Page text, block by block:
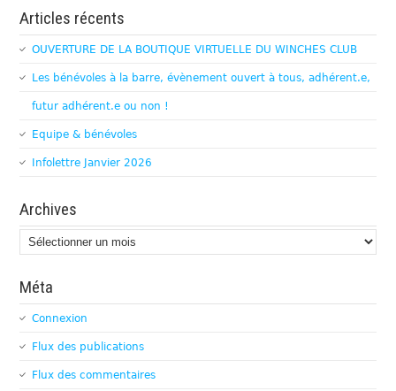
Articles récents
OUVERTURE DE LA BOUTIQUE VIRTUELLE DU WINCHES CLUB
Les bénévoles à la barre, évènement ouvert à tous, adhérent.e,
futur adhérent.e ou non !
Equipe & bénévoles
Infolettre Janvier 2026
Archives
Archives
Méta
Connexion
Flux des publications
Flux des commentaires